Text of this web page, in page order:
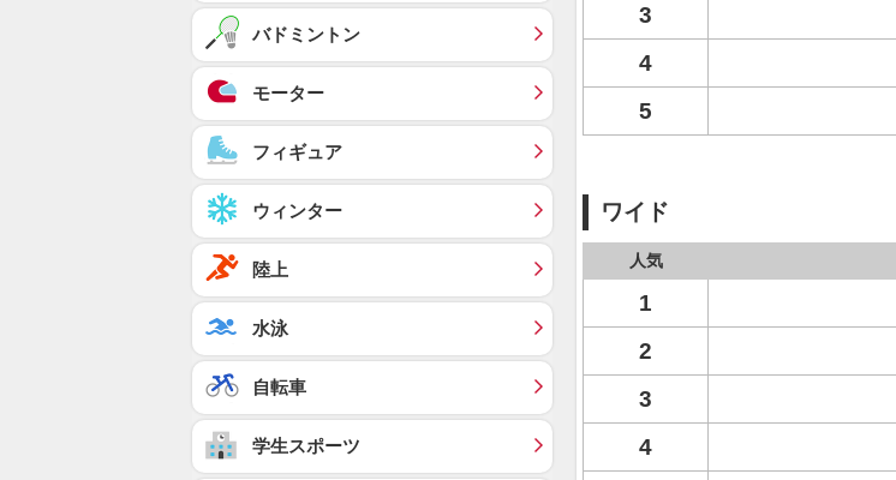
3
4
5
ワイド
人気
1
2
3
4
バドミントン
モーター
フィギュア
ウィンター
陸上
水泳
自転車
学生スポーツ